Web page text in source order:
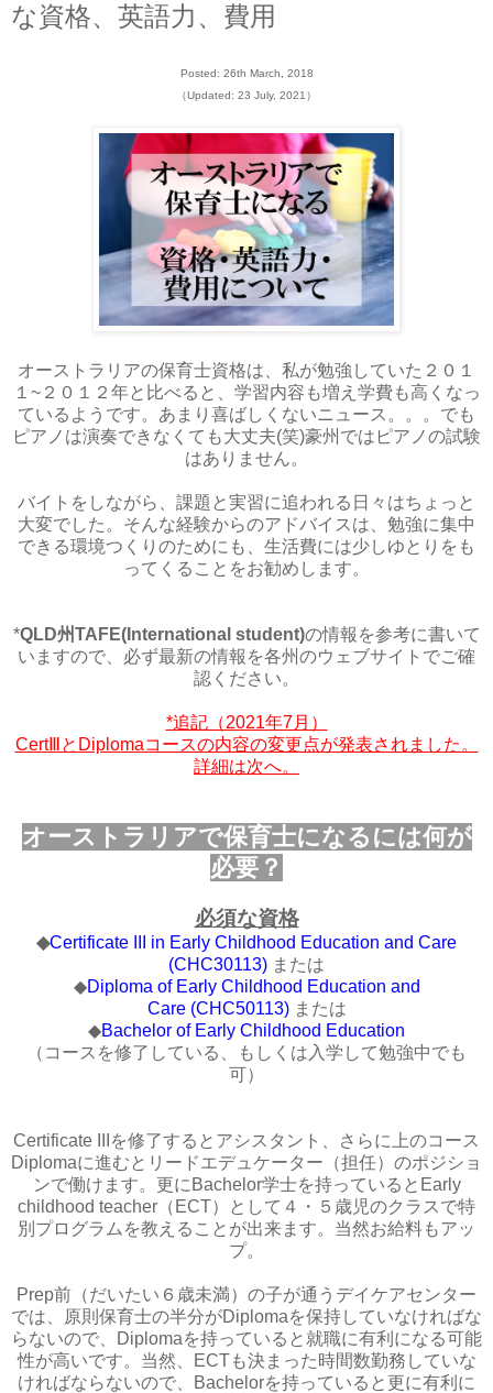
な資格、英語力、費用
Posted: 26th March, 2018
（Updated: 23 July, 2021）
オーストラリアの保育士資格は、私が勉強していた２０１
１~２０１２年と比べると、学習内容も増え学費も高くなっ
ているようです。あまり喜ばしくないニュース。。。でも
ピアノは演奏できなくても大丈夫(笑)豪州ではピアノの試験
はありません。
バイトをしながら、課題と実習に追われる日々はちょっと
大変でした。そんな経験からのアドバイスは、勉強に集中
できる環境つくりのためにも、生活費には少しゆとりをも
ってくることをお勧めします。
*QLD州TAFE(International student)の情報を参考に書いて
いますので、必ず最新の情報を各州のウェブサイトでご確
認ください。
*追記（2021年7月）
CertⅢとDiplomaコースの内容の変更点が発表されました。
詳細は次へ。
オーストラリアで保育士になるには何が
必要？
必須な資格
◆Certificate III
in Early Childhood Education and Care
(CHC30113) または
◆Diploma of Early Childhood Education and
Care(CHC50113) または
◆Bachelor of Early Childhood Education
（コースを修了している、もしくは入学して勉強中でも
可）
Certificate IIIを修了するとアシスタント、さらに上のコース
Diplomaに進むとリードエデュケーター（担任）のポジショ
ンで働けます。更にBachelor学士を持っているとEarly
childhood teacher（ECT）として４・５歳児のクラスで特
別プログラムを教えることが出来ます。当然お給料もアッ
プ。
Prep前（だいたい６歳未満）の子が通うデイケアセンター
では、原則保育士の半分がDiplomaを保持していなければな
らないので、Diplomaを持っていると就職に有利になる可能
性が高いです。当然、ECTも決まった時間数勤務していな
ければならないので、Bachelorを持っていると更に有利に